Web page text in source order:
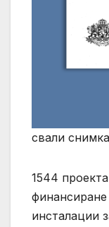
свали
1544
финансиране
инсталации